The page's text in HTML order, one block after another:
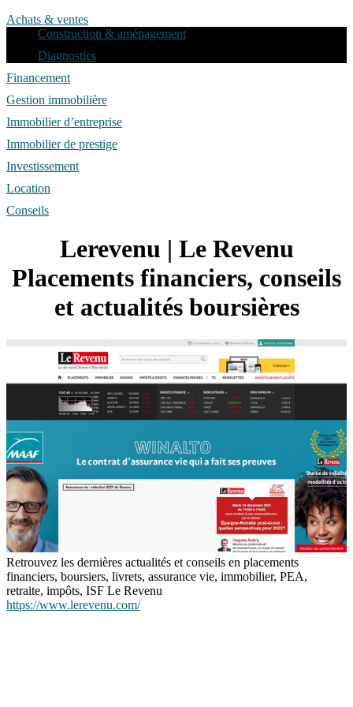
Achats & ventes
Construction & aménagement
Diagnostics
Financement
Gestion immobilière
Immobilier d’entreprise
Immobilier de prestige
Investissement
Location
Conseils
Lerevenu | Le Revenu
Placements financiers, conseils
et actualités boursières
Retrouvez les dernières actualités et conseils en placements
financiers, boursiers, livrets, assurance vie, immobilier, PEA,
retraite, impôts, ISF Le Revenu
https://www.lerevenu.com/